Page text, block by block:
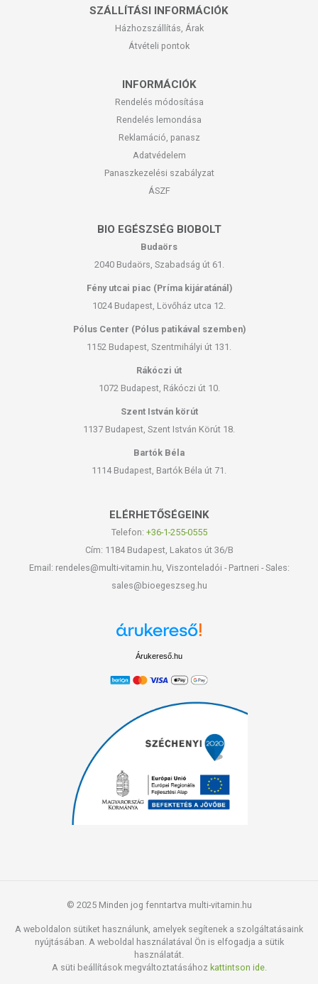
SZÁLLÍTÁSI INFORMÁCIÓK
Házhozszállítás, Árak
Átvételi pontok
INFORMÁCIÓK
Rendelés módosítása
Rendelés lemondása
Reklamáció, panasz
Adatvédelem
Panaszkezelési szabályzat
ÁSZF
BIO EGÉSZSÉG BIOBOLT
Budaörs
2040 Budaörs, Szabadság út 61.
Fény utcai piac (Príma kijáratánál)
1024 Budapest, Lövőház utca 12.
Pólus Center (Pólus patikával szemben)
1152 Budapest, Szentmihályi út 131.
Rákóczi út
1072 Budapest, Rákóczi út 10.
Szent István körút
1137 Budapest, Szent István Körút 18.
Bartók Béla
1114 Budapest, Bartók Béla út 71.
ELÉRHETŐSÉGEINK
Telefon: +36-1-255-0555
Cím: 1184 Budapest, Lakatos út 36/B
Email: rendeles@multi-vitamin.hu, Viszonteladói - Partneri - Sales:
sales@bioegeszseg.hu
Árukereső.hu
© 2025 Minden jog fenntartva multi-vitamin.hu
A weboldalon sütiket használunk, amelyek segítenek a szolgáltatásaink
nyújtásában. A weboldal használatával Ön is elfogadja a sütik
használatát.
A süti beállítások megváltoztatásához kattintson ide.